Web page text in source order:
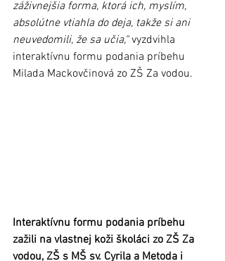
záživnejšia forma, ktorá ich, myslím,
absolútne vtiahla do deja, takže si ani
neuvedomili, že sa učia,“ vyzdvihla
interaktívnu formu podania príbehu
Milada Mackovčinová zo ZŠ Za vodou.
Interaktívnu formu podania príbehu
zažili na vlastnej koži školáci zo ZŠ Za
vodou, ZŠ s MŠ sv. Cyrila a Metoda i